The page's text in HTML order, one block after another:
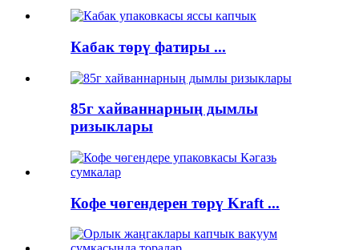
Кабак төрү фатиры ...
85г хайваннарның дымлы
ризыклары
Кофе чөгендерен төрү Kraft ...